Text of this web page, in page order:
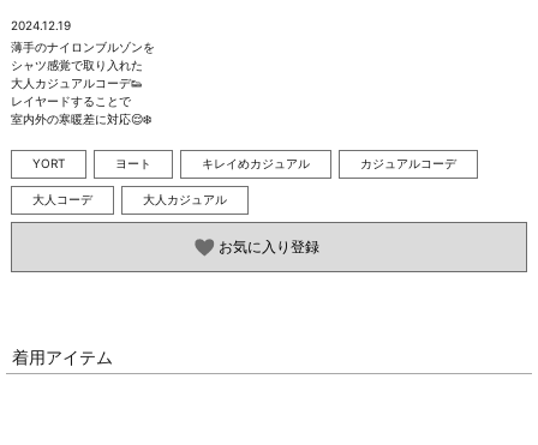
2024.12.19
薄手のナイロンブルゾンを
シャツ感覚で取り入れた
大人カジュアルコーデ👟
レイヤードすることで
室内外の寒暖差に対応😌❄️
YORT ヨート キレイめカジュアル カジュアルコーデ
大人コーデ 大人カジュアル
お気に入り登録
着用アイテム